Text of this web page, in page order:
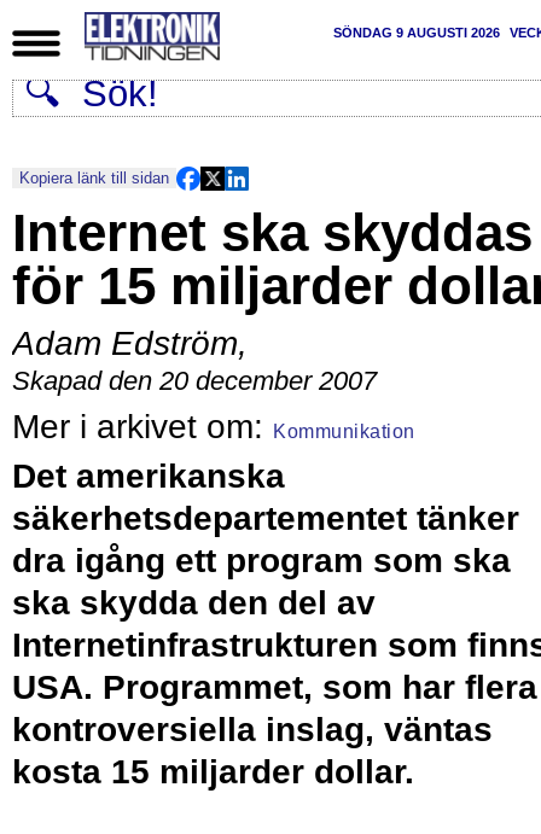
SÖNDAG 9 AUGUSTI 2026
Kopiera länk till sidan
Internet ska skyddas
för 15 miljarder
Adam Edström,
Skapad den 20 december 2007
Kommunikation
Det amerikanska
säkerhetsdepartementet tänker
dra igång ett program som ska
ska skydda den del av
Internetinfrastrukturen som
USA. Programmet, som har flera
kontroversiella inslag, väntas
kosta 15 miljarder dollar.